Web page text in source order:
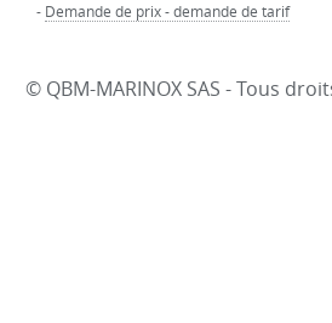
- Demande de prix - demande de tarif
© QBM-MARINOX SAS - Tous